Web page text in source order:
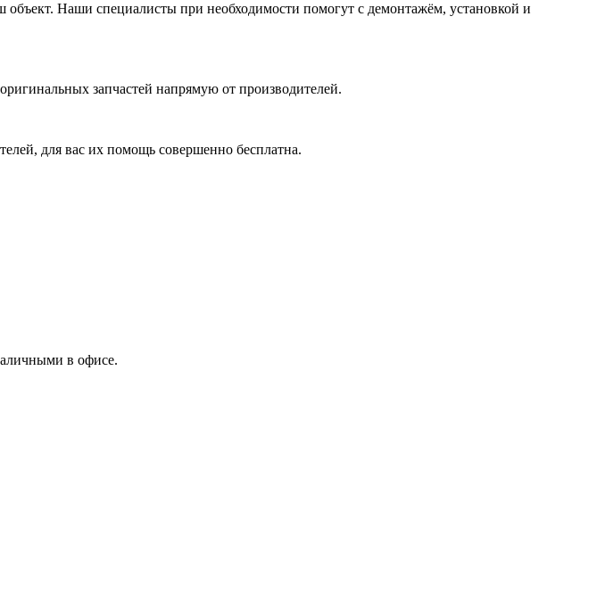
Наши специалисты при необходимости помогут с демонтажём, установкой и
запчастей напрямую от производителей.
для вас их помощь совершенно бесплатна.
в офисе.